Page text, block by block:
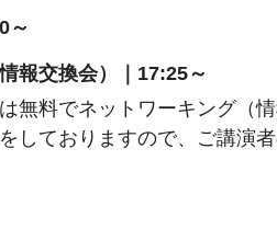
～
報交換会）｜17:25～
無料でネットワーキング（
しておりますので、ご講演